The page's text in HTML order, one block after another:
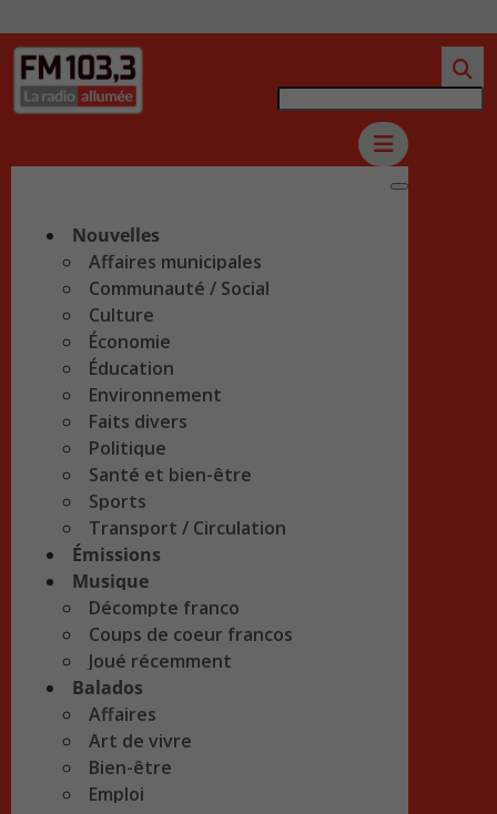
Nouvelles
Affaires municipales
Communauté / Social
Culture
Économie
Éducation
Environnement
Faits divers
Politique
Santé et bien-être
Sports
Transport / Circulation
Émissions
Musique
Décompte franco
Coups de coeur francos
Joué récemment
Balados
Affaires
Art de vivre
Bien-être
Emploi